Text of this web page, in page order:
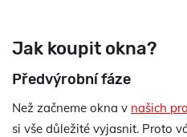
Jak koupit okna?
Předvýrobní fáze
Než začneme okna v našich
si vše důležité vyjasnit. Proto